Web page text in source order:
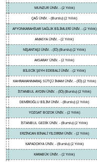
MUNZUR ÜNİV. - (2 Yıllık)
ÇAĞ ÜNİV. - (Burslu) (2 Yıllık)
AFYONKARAHİSAR SAĞLIK BİLİMLERİ ÜNİV. - (2 Yıllık)
AMASYA ÜNİV. - (2 Yıllık)
NİŞANTAŞI ÜNİV. - (İÖ) (Burslu) (2 Yıllık)
AKSARAY ÜNİV. - (2 Yıllık)
BİLECİK ŞEYH EDEBALİ ÜNİV. - (2 Yıllık)
KAHRAMANMARAŞ SÜTÇÜ İMAM ÜNİV. - (İÖ) (2 Yıllık)
İSTANBUL AYDIN ÜNİV. - (İÖ) (Burslu) (2 Yıllık)
DEMİROĞLU BİLİM ÜNİV. - (Burslu) (2 Yıllık)
YOZGAT BOZOK ÜNİV. - (2 Yıllık)
İSTANBUL GEDİK ÜNİV. - (Burslu) (2 Yıllık)
ERZİNCAN BİNALİ YILDIRIM ÜNİV. - (2 Yıllık)
KAPADOKYA ÜNİV. - (Burslu) (2 Yıllık)
KARABÜK ÜNİV. - (2 Yıllık)